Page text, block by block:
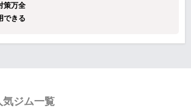
策万全
できる
気ジム一覧